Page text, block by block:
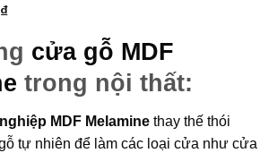
₫
cửa gỗ MDF
trong nội thất:
MDF Melamine thay thế thói
tự nhiên để làm các loại cửa như cửa